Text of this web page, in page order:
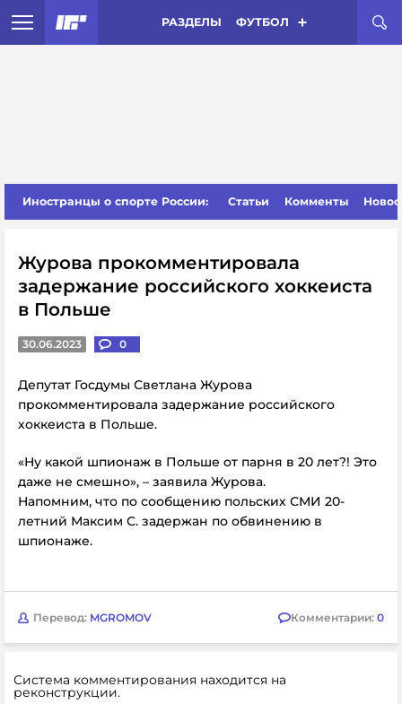
РАЗДЕЛЫ ФУТБОЛ
Иностранцы о спорте России: Статьи Комменты
Журова прокомментировала
задержание российского хоккеиста
в Польше
30.06.2023 0
Депутат Госдумы Светлана Журова
прокомментировала задержание российского
хоккеиста в Польше.
«Ну какой шпионаж в Польше от парня в 20 лет?! Это
даже не смешно», – заявила Журова.
Напомним, что по сообщению польских СМИ 20-
летний Максим С. задержан по обвинению в
шпионаже.
Перевод: MGROMOV Комментарии: 0
Система комментирования находится на
реконструкции.